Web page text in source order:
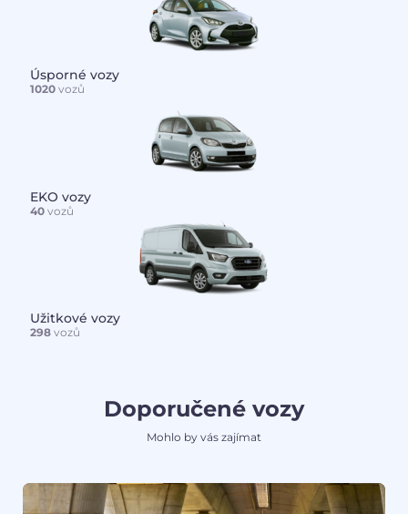
Úsporné vozy
1020vozů
EKO vozy
40vozů
Užitkové vozy
298vozů
Doporučené vozy
Mohlo by vás zajímat